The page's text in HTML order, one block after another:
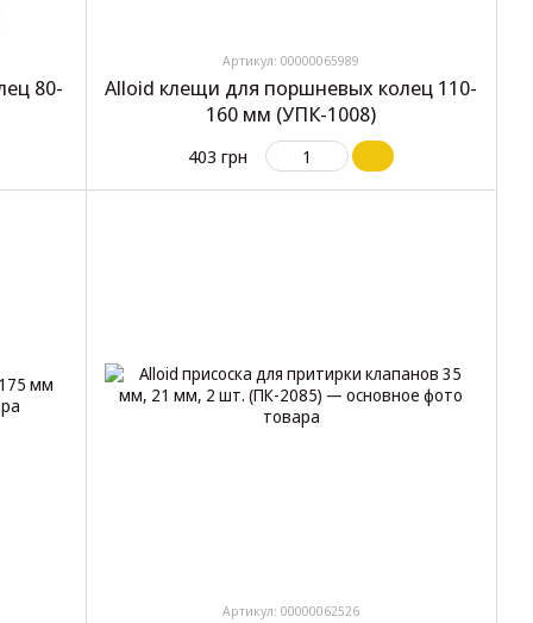
80-
Артикул: 00000065989
Alloid клещи для поршневых колец 110-
160 мм (УПК-1008)
403 грн
Артикул: 00000062526